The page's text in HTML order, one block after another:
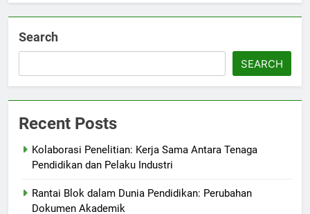
Search
SEARCH
Recent Posts
Kolaborasi Penelitian: Kerja Sama Antara Tenaga
Pendidikan dan Pelaku Industri
Rantai Blok dalam Dunia Pendidikan: Perubahan
Dokumen Akademik